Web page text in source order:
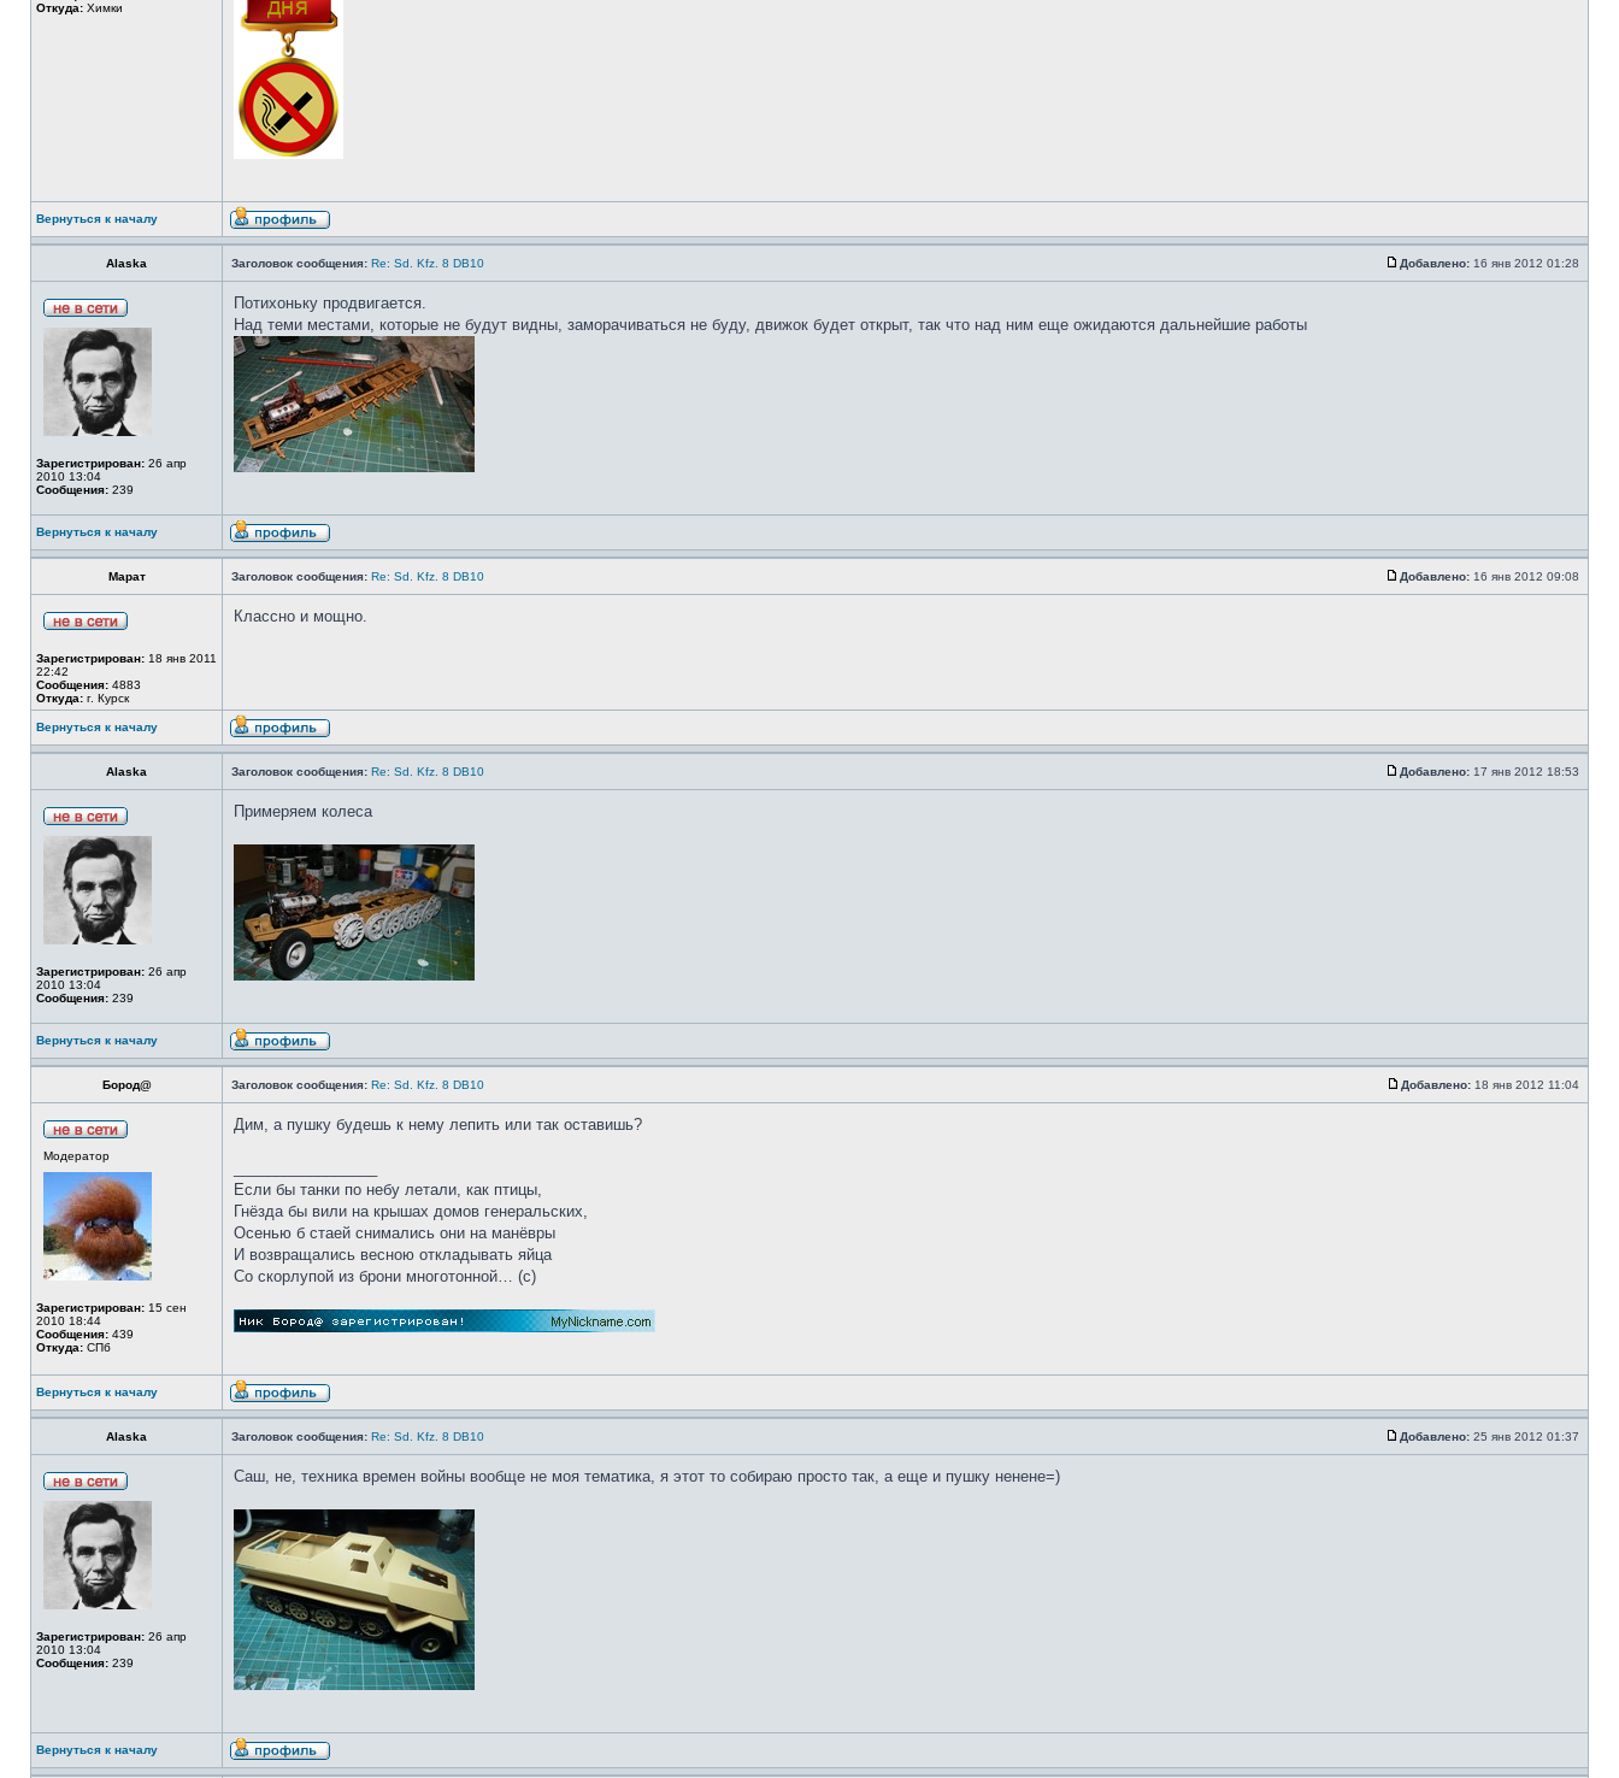
Откуда: Химки
Вернуться к началу
Alaska Заголовок сообщения: Re: Sd. Kfz. 8 DB10 Добавлено: 16 янв 2012 01:28
Зарегистрирован: 26 апр
2010 13:04
Сообщения: 239
Потихоньку продвигается.
Над теми местами, которые не будут видны, заморачиваться не буду, движок будет открыт, так что над ним еще ожидаются дальнейшие работы
Вернуться к началу
Марат Заголовок сообщения: Re: Sd. Kfz. 8 DB10 Добавлено: 16 янв 2012 09:08
Зарегистрирован: 18 янв 2011
22:42
Сообщения: 4883
Откуда: г. Курск
Классно и мощно.
Вернуться к началу
Alaska Заголовок сообщения: Re: Sd. Kfz. 8 DB10 Добавлено: 17 янв 2012 18:53
Зарегистрирован: 26 апр
2010 13:04
Сообщения: 239
Примеряем колеса
Вернуться к началу
Бород@ Заголовок сообщения: Re: Sd. Kfz. 8 DB10 Добавлено: 18 янв 2012 11:04
Модератор
Зарегистрирован: 15 сен
2010 18:44
Сообщения: 439
Откуда: СПб
Дим, а пушку будешь к нему лепить или так оставишь?
Если бы танки по небу летали, как птицы,
Гнёзда бы вили на крышах домов генеральских,
Осенью б стаей снимались они на манёвры
И возвращались весною откладывать яйца
Со скорлупой из брони многотонной… (c)
Вернуться к началу
Alaska Заголовок сообщения: Re: Sd. Kfz. 8 DB10 Добавлено: 25 янв 2012 01:37
Зарегистрирован: 26 апр
2010 13:04
Сообщения: 239
Саш, не, техника времен войны вообще не моя тематика, я этот то собираю просто так, а еще и пушку ненене=)
Вернуться к началу